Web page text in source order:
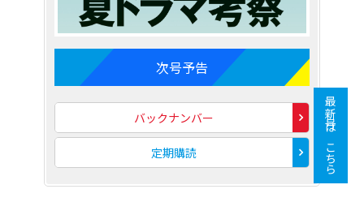
次号予告
バックナンバー
定期購読 最新号はこちら